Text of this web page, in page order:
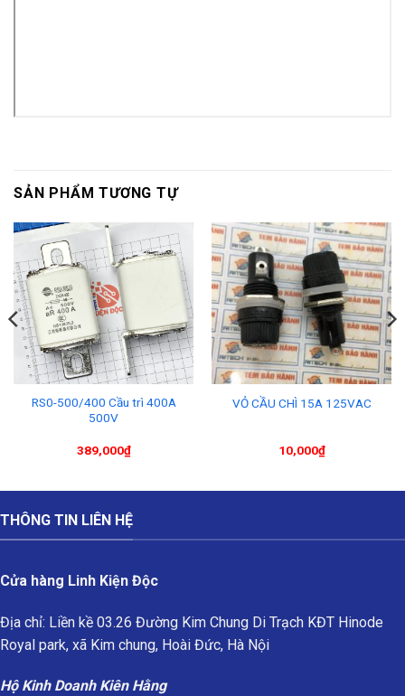
SẢN PHẨM TƯƠNG TỰ
RS0-500/400 Cầu trì 400A
500V
389,000₫
VỎ CẦU CHÌ 15A 125VAC
10,000₫
THÔNG TIN LIÊN HỆ
Cửa hàng Linh Kiện Độc
Địa chỉ: Liền kề 03.26 Đường Kim Chung Di Trạch KĐT Hinode
Royal park, xã Kim chung, Hoài Đức, Hà Nội
Hộ Kinh Doanh Kiên Hằng